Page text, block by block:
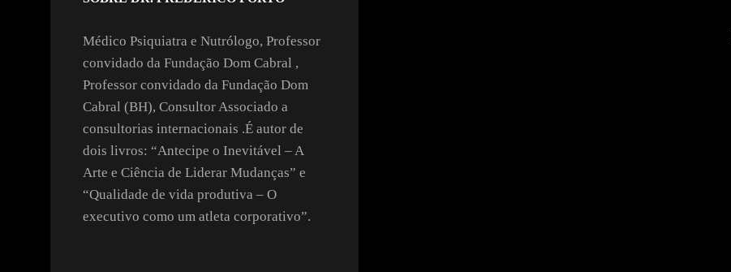
Médico Psiquiatra e Nutrólogo, Professor
convidado da Fundação Dom Cabral ,
Professor convidado da Fundação Dom
Cabral (BH), Consultor Associado a
consultorias internacionais .É autor de
dois livros: “Antecipe o Inevitável – A
Arte e Ciência de Liderar Mudanças” e
“Qualidade de vida produtiva – O
executivo como um atleta corporativo”.